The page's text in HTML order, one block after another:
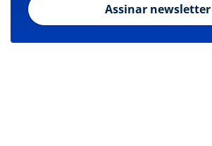
Assinar newsletter